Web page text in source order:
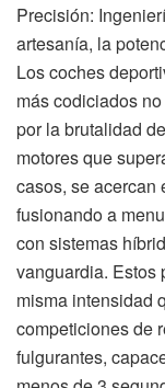
Precisión:
artesanía, la
Los coches
más codiciados
por la brutalidad
motores que
casos, se acercan
fusionando a
con sistemas
vanguardia. Estos
misma intensidad
competiciones de
fulgurantes,